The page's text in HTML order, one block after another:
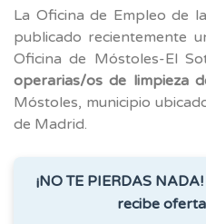
La Oficina de Empleo de
publicado recientemente
Oficina de Móstoles-El
operarias/os de limpieza
Móstoles, municipio
de Madrid.
¡NO TE PIERDAS NADA!
recibe